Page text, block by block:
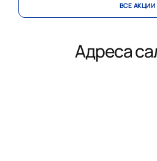
ВСЕ АКЦИИ
Адреса